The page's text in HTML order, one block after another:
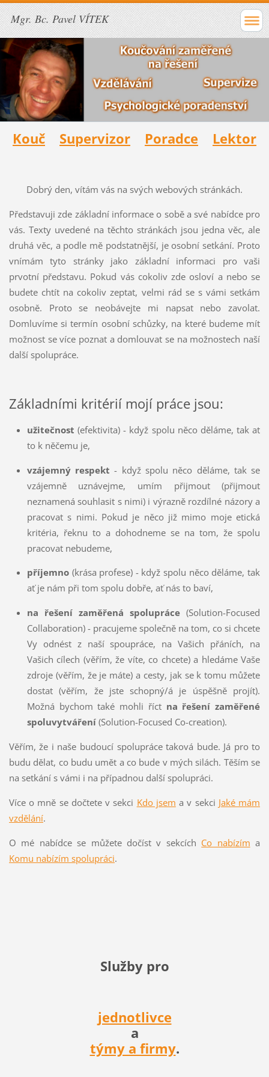
Mgr. Bc. Pavel VÍTEK
Kouč Supervizor Poradce Lektor
Dobrý den, vítám vás na svých webových stránkách.
Představuji zde základní informace o sobě a své nabídce pro
vás. Texty uvedené na těchto stránkách jsou jedna věc, ale
druhá věc, a podle mě podstatnější, je osobní setkání. Proto
vnímám tyto stránky jako základní informaci pro vaši
prvotní představu. Pokud vás cokoliv zde osloví a nebo se
budete chtít na cokoliv zeptat, velmi rád se s vámi setkám
osobně. Proto se neobávejte mi napsat nebo zavolat.
Domluvíme si termín osobní schůzky, na které budeme mít
možnost se více poznat a domlouvat se na možnostech naší
další spolupráce.
Základními kritérií mojí práce jsou:
užitečnost (efektivita) - když spolu něco děláme, tak ať
to k něčemu je,
vzájemný respekt - když spolu něco děláme, tak se
vzájemně uznávejme, umím přijmout (přijmout
neznamená souhlasit s nimi) i výrazně rozdílné názory a
pracovat s nimi. Pokud je něco již mimo moje etická
kritéria, řeknu to a dohodneme se na tom, že spolu
pracovat nebudeme,
příjemno(krása profese) - když spolu něco děláme, tak
ať je nám při tom spolu dobře, ať nás to baví,
na řešení zaměřená spolupráce (Solution-Focused
Collaboration) - pracujeme společně na tom, co si chcete
Vy odnést z naší spoupráce, na Vašich přáních, na
Vašich cílech (věřím, že víte, co chcete) a hledáme Vaše
zdroje (věřím, že je máte) a cesty, jak se k tomu můžete
dostat (věřím, že jste schopný/á je úspěšně projít).
Možná bychom také mohli říct na řešení zaměřené
spoluvytváření(Solution-Focused Co-creation).
Věřím, že i naše budoucí spolupráce taková bude. Já pro to
budu dělat, co budu umět a co bude v mých silách. Těším se
na setkání s vámi i na případnou další spolupráci.
Více o mně se dočtete v sekci Kdo jsem a v sekci Jaké mám
vzdělání.
O mé nabídce se můžete dočíst v sekcích Co nabízím a
Komu nabízím spolupráci.
Služby pro
jednotlivce
a
týmy a firmy.